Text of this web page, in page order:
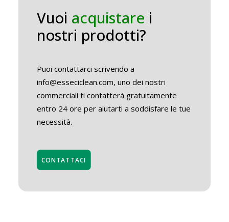
Vuoi acquistare i
nostri prodotti?
Puoi contattarci scrivendo a
info@esseciclean.com, uno dei nostri
commerciali ti contatterà gratuitamente
entro 24 ore per aiutarti a soddisfare le tue
necessità.
CONTATTACI